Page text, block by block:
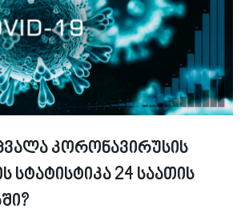
კორონავირუსის
სტატისტიკა 24 საათის